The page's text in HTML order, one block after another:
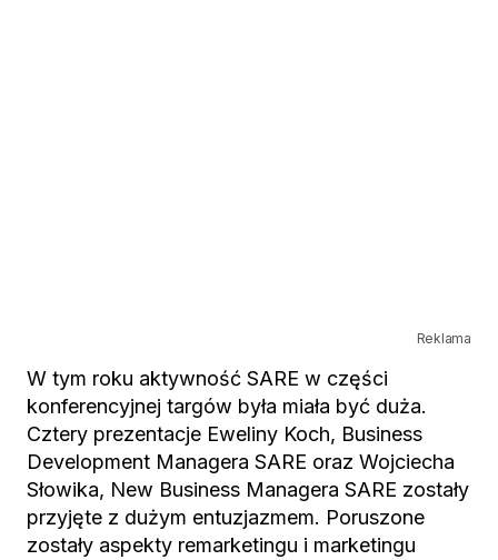
Reklama
W tym roku aktywność SARE w części
konferencyjnej targów była miała być duża.
Cztery prezentacje Eweliny Koch, Business
Development Managera SARE oraz Wojciecha
Słowika, New Business Managera SARE zostały
przyjęte z dużym entuzjazmem. Poruszone
zostały aspekty remarketingu i marketingu